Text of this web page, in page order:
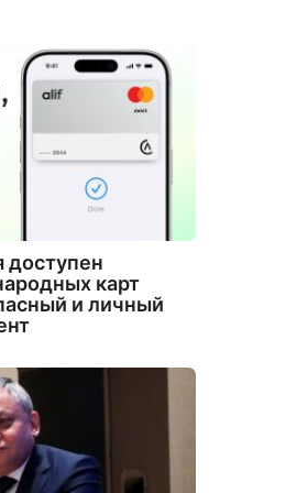
доступен
карт
и личный